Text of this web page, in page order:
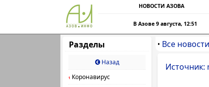
НОВОСТИ АЗОВА
В Азове 9 августа, 12:51
Разделы
Назад
1 Коронавирус
• Все
Источник: